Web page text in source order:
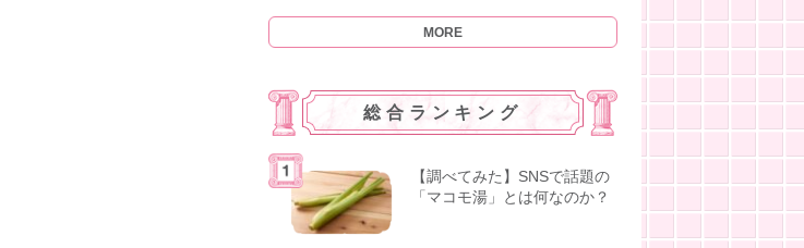
MORE
総合ランキング
【調べてみた】SNSで話題の
「マコモ湯」とは何なのか？